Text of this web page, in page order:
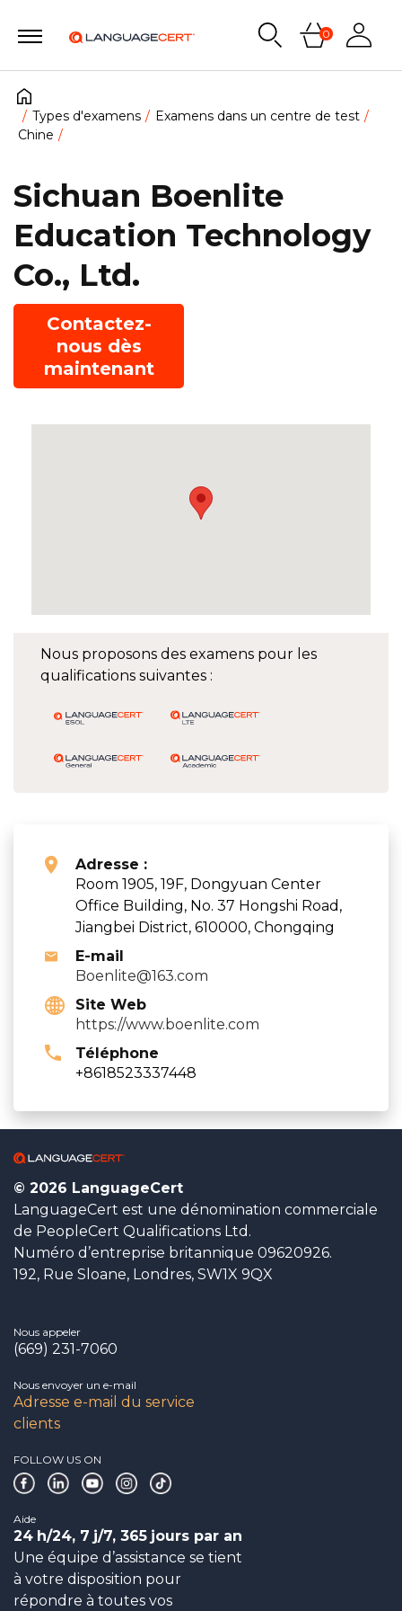
0
Types d'examens
Examens dans un centre de test
Chine
Nous proposons des examens pour les
qualifications suivantes :
Adresse :
Room 1905, 19F, Dongyuan Center
Office Building, No. 37 Hongshi Road,
Jiangbei District, 610000, Chongqing
E-mail
Boenlite@163.com
Site Web
https://www.boenlite.com
Téléphone
+8618523337448
Sichuan Boenlite
Education Technology
Co., Ltd.
Contactez-
nous dès
maintenant
© 2026 LanguageCert
LanguageCert est une dénomination commerciale
de PeopleCert Qualifications Ltd.
Numéro d’entreprise britannique 09620926.
192, Rue Sloane, Londres, SW1X 9QX
Nous appeler
(669) 231-7060
Nous envoyer un e-mail
Adresse e-mail du service
clients
FOLLOW US ON
Aide
24 h/24, 7 j/7, 365 jours par an
Une équipe d’assistance se tient
à votre disposition pour
répondre à toutes vos